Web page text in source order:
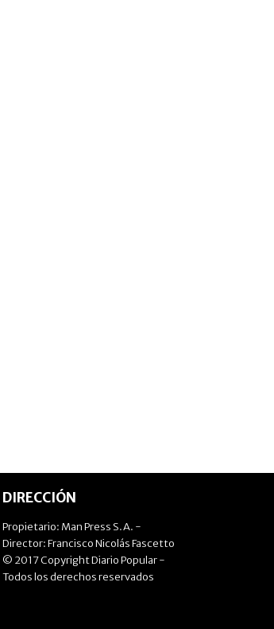
DIRECCIÓN
Propietario: Man Press S.A. -
Director: Francisco Nicolás Fascetto
© 2017 Copyright Diario Popular -
Todos los derechos reservados